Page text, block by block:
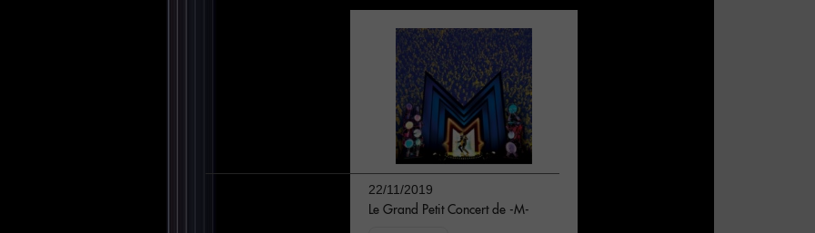
22/11/2019
Le Grand Petit Concert de -M-